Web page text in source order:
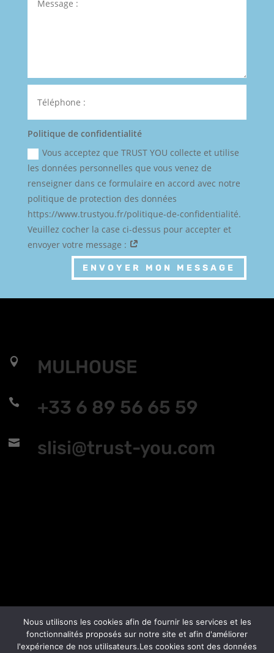
Politique de confidentialité
Vous acceptez que TRUST YOU collecte et utilise
les données personnelles que vous venez de
renseigner dans ce formulaire en accord avec notre
politique de protection des données
https://www.trustyou.fr/politique-de-confidentialité.
Veuillez cocher la case ci-dessus pour accepter et
envoyer votre message :
ENVOYER MON MESSAGE
 MULHOUSE
 +33 6 89 56 65 59
 slisi@trust-you.com
Nous utilisons les cookies afin de fournir les services et les
fonctionnalités proposés sur notre site et afin d'améliorer
l'expérience de nos utilisateurs.Les cookies sont des données